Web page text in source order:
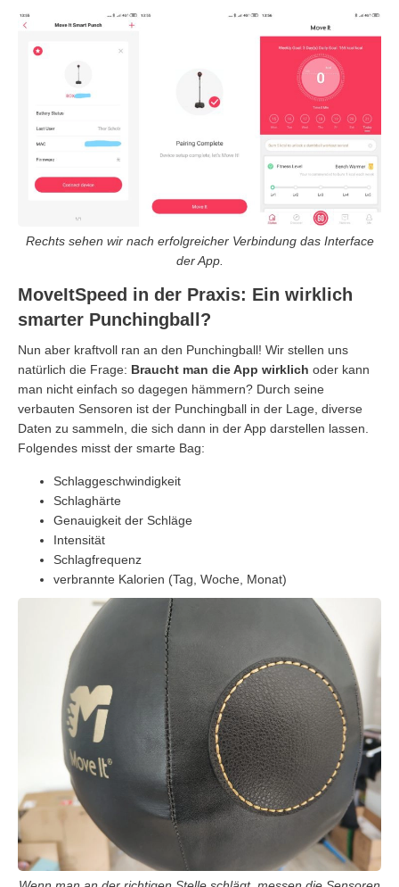
Rechts sehen wir nach erfolgreicher Verbindung das Interface
der App.
MoveItSpeed in der Praxis: Ein wirklich
smarter Punchingball?
Nun aber kraftvoll ran an den Punchingball! Wir stellen uns
natürlich die Frage: Braucht man die App wirklich oder kann
man nicht einfach so dagegen hämmern? Durch seine
verbauten Sensoren ist der Punchingball in der Lage, diverse
Daten zu sammeln, die sich dann in der App darstellen lassen.
Folgendes misst der smarte Bag:
Schlaggeschwindigkeit
Schlaghärte
Genauigkeit der Schläge
Intensität
Schlagfrequenz
verbrannte Kalorien (Tag, Woche, Monat)